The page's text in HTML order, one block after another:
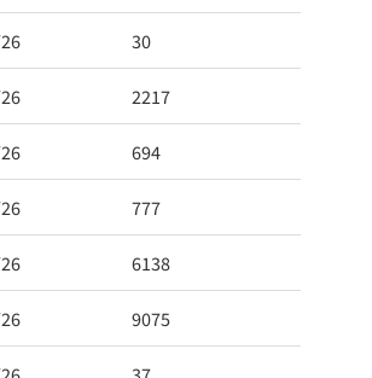
30
2217
694
777
6138
9075